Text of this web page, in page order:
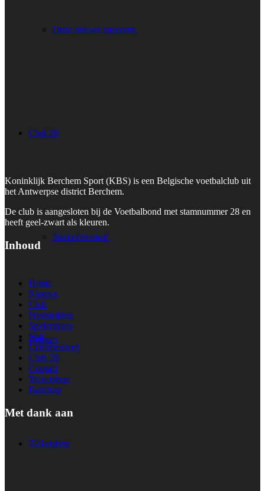
Onze trouwe sponsors
Club 28
Supportersraad
Contact
Ticketshop
Koninklijk Berchem Sport (KBS) is een Belgische voetbalclub uit
het Antwerpse district Berchem.
De club is aangesloten bij de Voetbalbond met stamnummer 28 en
heeft geel-zwart als kleuren.
Inhoud
Home
Nieuws
Club
Wedstrijden
Spelerskern
Staf
Commercieel
Club 28
Contact
Ticketshop
Fanshop
Met dank aan